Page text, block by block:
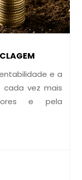
e a
cada vez mais
e pela